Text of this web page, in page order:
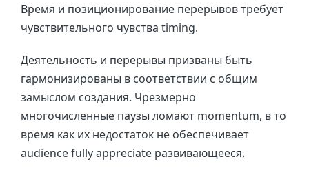
Время и позиционирование перерывов требует
чувствительного чувства timing.
Деятельность и перерывы призваны быть
гармонизированы в соответствии с общим
замыслом создания. Чрезмерно
многочисленные паузы ломают momentum, в то
время как их недостаток не обеспечивает
audience fully appreciate развивающееся.